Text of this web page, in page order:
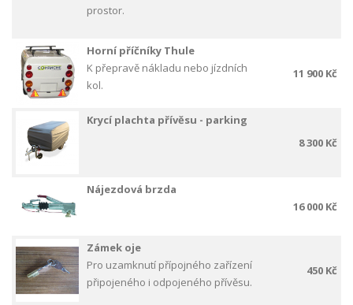
prostor.
Horní příčníky Thule
K přepravě nákladu nebo jízdních
kol.
11 900 Kč
Krycí plachta přívěsu - parking
8 300 Kč
Nájezdová brzda
16 000 Kč
Zámek oje
Pro uzamknutí přípojného zařízení
připojeného i odpojeného přívěsu.
450 Kč